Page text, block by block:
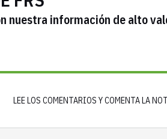
nuestra información de alto
LEE LOS COMENTARIOS Y COMENTA LA